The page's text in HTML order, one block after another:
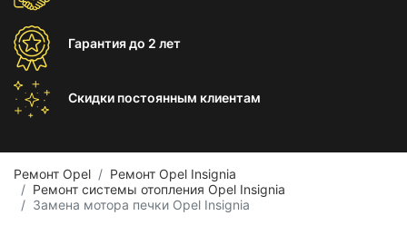
Гарантиядо 2 лет
Скидки постоянным клиентам
Ремонт Opel
Ремонт Opel Insignia
Ремонт системы отопления Opel Insignia
Замена мотора печки Opel Insignia